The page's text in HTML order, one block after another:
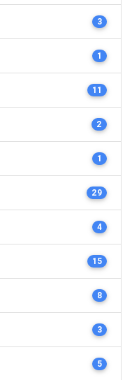
3
1
11
2
1
29
4
15
8
3
5